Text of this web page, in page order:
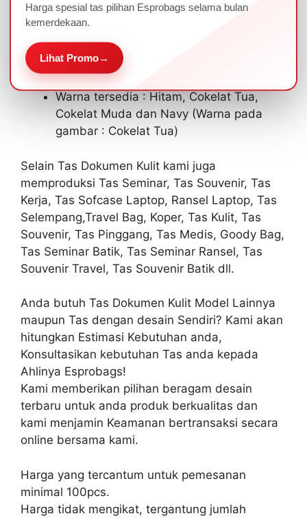
Bahan : kulit imitasi Metro, Zara, Botega
Ukuran: 40 x 28 cm
1 kompartemen utama beresleting
Bagian depan terdapat 2 kantong kancing
untuk memudahkan menyimpan barang
Warna tersedia : Hitam, Cokelat Tua,
Cokelat Muda dan Navy (Warna pada
gambar : Cokelat Tua)
Selain Tas Dokumen Kulit kami juga
memproduksi Tas Seminar, Tas Souvenir, Tas
Kerja, Tas Sofcase Laptop, Ransel Laptop, Tas
Selempang,Travel Bag, Koper, Tas Kulit, Tas
Souvenir, Tas Pinggang, Tas Medis, Goody Bag,
Tas Seminar Batik, Tas Seminar Ransel, Tas
Souvenir Travel, Tas Souvenir Batik dll.
Anda butuh Tas Dokumen Kulit Model Lainnya
maupun Tas dengan desain Sendiri? Kami akan
hitungkan Estimasi Kebutuhan anda,
Konsultasikan kebutuhan Tas anda kepada
Ahlinya Esprobags!
Kami memberikan pilihan beragam desain
terbaru untuk anda produk berkualitas dan
kami menjamin Keamanan bertransaksi secara
online bersama kami.
Harga yang tercantum untuk pemesanan
minimal 100pcs.
Harga tidak mengikat, tergantung jumlah
Harga spesial tas pilihan Esprobags selama bulan
kemerdekaan.
Lihat Promo→